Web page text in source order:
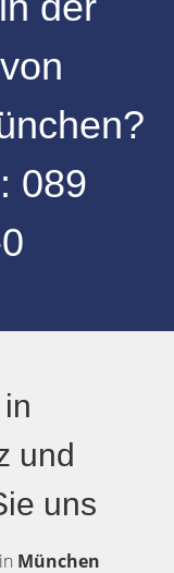
von
?
089
und
uns
in München